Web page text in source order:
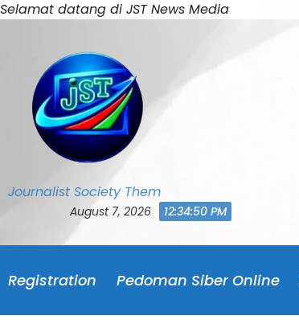
Selamat datang di JST News MediaSkip
Journalist Society Them
August 7, 2026 12:34:53 PM
Registration Pedoman Siber Online